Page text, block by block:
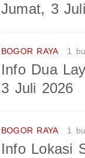
Jumat, 3
BOGOR RAYA 1
Info Dua
3 Juli 2026
BOGOR RAYA 1
Info Lokasi